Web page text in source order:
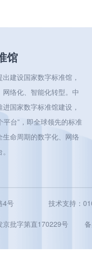
馆
出建设国家数字标准馆，
络化、智能化转型。中
国家数字标准馆建设，
平台”，即全球领先的标准
命周期的数字化、网络
4号 技术支持：
京批字第直170229号